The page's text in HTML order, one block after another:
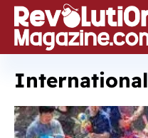
Aller
au
contenu
International